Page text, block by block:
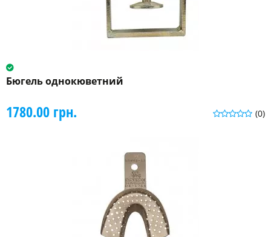
Бюгель однокюветний
(0)
1780.00 грн.